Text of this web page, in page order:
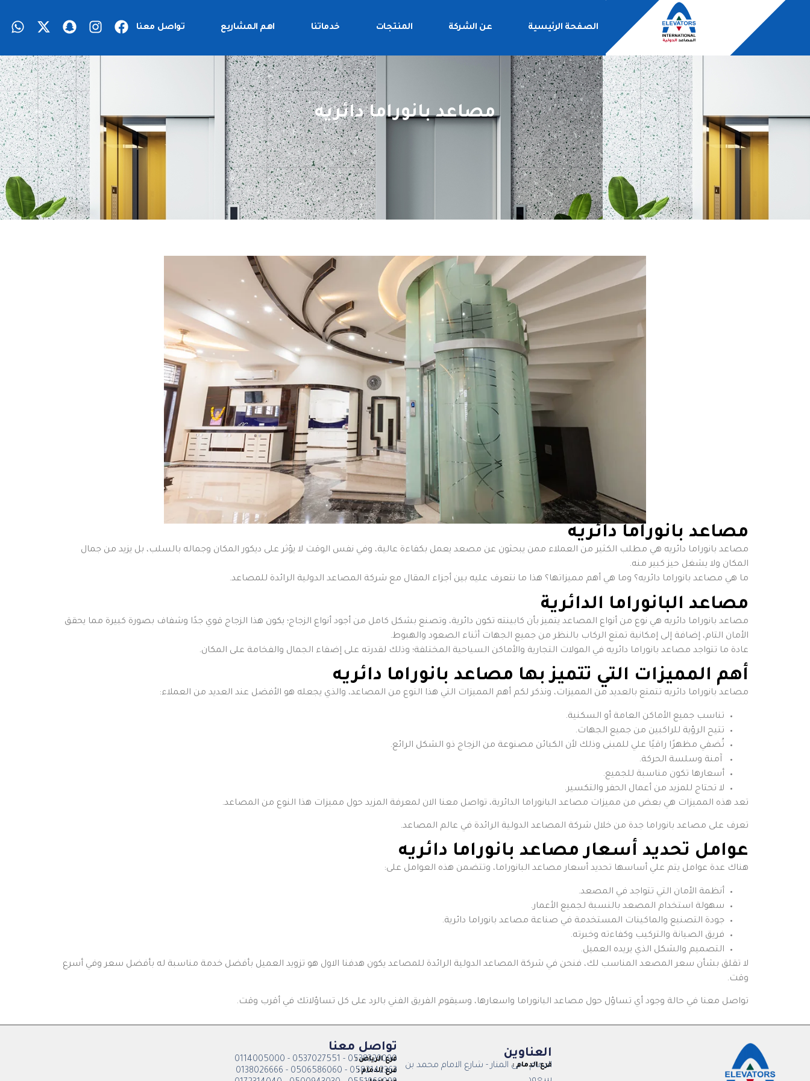
الصفحة الرئيسية عن الشركة المنتجات خدماتنا اهم المشاريع تواصل معنا
مصاعد بانوراما دائريه
مصاعد بانوراما دائريه
مصاعد بانوراما دائريه هي مطلب الكثير من العملاء ممن يبحثون عن مصعد يعمل بكفاءة عالية، وفي نفس الوقت لا يؤثر على ديكور المكان وجماله بالسلب، بل يزيد من جمال
المكان ولا يشغل حيز كبير منه.
ما هي مصاعد بانوراما دائريه؟ وما هي أهم مميزاتها؟ هذا ما نتعرف عليه بين أجزاء المقال مع شركة المصاعد الدولية الرائدة للمصاعد.
مصاعد البانوراما الدائرية
مصاعد بانوراما دائريه هي نوع من أنواع المصاعد يتميز بأن كابينته تكون دائرية، وتصنع بشكل كامل من أجود أنواع الزجاج؛ يكون هذا الزجاج قوي جدًا وشفاف بصورة كبيرة مما يحقق
الأمان التام، إضافة إلى إمكانية تمتع الركاب بالنظر من جميع الجهات أثناء الصعود والهبوط.
عادة ما تتواجد مصاعد بانوراما دائريه في المولات التجارية والأماكن السياحية المختلفة؛ وذلك لقدرته على إضفاء الجمال والفخامة على المكان.
أهم المميزات التي تتميز بها مصاعد بانوراما دائريه
مصاعد بانوراما دائريه تتمتع بالعديد من المميزات، ونذكر لكم أهم المميزات التي هذا النوع من المصاعد، والذي يجعله هو الأفضل عند العديد من العملاء:
تناسب جميع الأماكن العامة أو السكنية.
تتيح الرؤية للراكبين من جميع الجهات.
تُضفي مظهرًا راقيًا علي للمبنى وذلك لأن الكبائن مصنوعة من الزجاج ذو الشكل الرائع.
آمنة وسلسة الحركة.
أسعارها تكون مناسبة للجميع.
لا تحتاج للمزيد من أعمال الحفر والتكسير.
تعد هذه المميزات هي بعض من مميزات مصاعد البانوراما الدائرية، تواصل معنا الان لمعرفة المزيد حول مميزات هذا النوع من المصاعد.
تعرف على مصاعد بانوراما جدة من خلال شركة المصاعد الدولية الرائدة في عالم المصاعد.
عوامل تحديد أسعار مصاعد بانوراما دائريه
هناك عدة عوامل يتم علي أساسها تحديد أسعار مصاعد البانوراما، وتتضمن هذه العوامل على:
أنظمة الأمان التي تتواجد في المصعد.
سهولة استخدام المصعد بالنسبة لجميع الأعمار.
جودة التصنيع والماكينات المستخدمة في صناعة مصاعد بانوراما دائرية.
فريق الصيانة والتركيب وكفاءته وخبرته.
التصميم والشكل الذي يريده العميل.
لا تقلق بشأن سعر المصعد المناسب لك، فنحن في شركة المصاعد الدولية الرائدة للمصاعد يكون هدفنا الاول هو تزويد العميل بأفضل خدمة مناسبة له بأفضل سعر وفي أسرع
وقت.
تواصل معنا في حالة وجود أي تساؤل حول مصاعد البانوراما واسعارها، وسيقوم الفريق الفني بالرد على كل تساؤلاتك في أقرب وقت.
العناوين
فرع الدمام :
الدمام - حى المنار - شارع الامام محمد بن
تواصل معنا
فرع الرياض :
0538329090 - 0537027551 - 0114005000
فرع الدمام :
0582142363 - 0506586060 - 0138026666